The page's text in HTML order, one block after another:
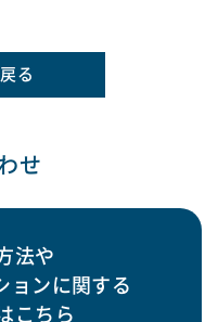
る
せ
法や
ョンに関する
こちら